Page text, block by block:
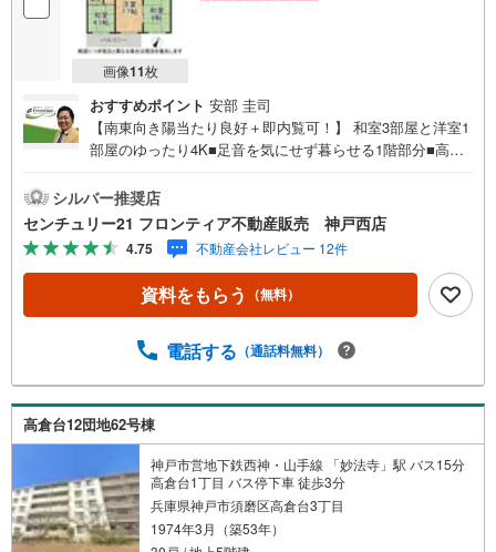
画像11枚
おすすめポイント 安部 圭司
【南東向き陽当たり良好＋即内覧可！】 和室3部屋と洋室1
部屋のゆったり4K■足音を気にせず暮らせる1階部分■高倉
適な水回り 特徴・浴室に窓があり自然換気がスムーズ・独
立洗面所など快適な水回り・専有面積60.38m2の空間 リフ
ォーム内容（2013年7月頃）・トイレ新調・クロスおよびC
F一部張替・畳替え・換気扇交換・襖および張替え・ユニッ
トバス新調・洗面台新調（2023年3月頃）・ビルトインコ
ンロ交換 立地・神戸市立高倉台小学校まで徒歩約7分・神
金の扱い方のプロ、ファイナンシャルプランナーが資金計
ームあり！3.たくさんの銀行と繋がりがあるため、最も低
金利になるように審査が可能！弊社は専門家同士が連携を
とっているため、より多くの知見がございますお気軽にお
問合せください！
シルバー推奨店
センチュリー21 フロンティア不動産販売 神戸西店
4.75 不動産会社レビュー 12件
資料をもらう （無料）
電話する （通話料無料）
高倉台12団地62号棟
神戸市営地下鉄西神・山手線 「妙法寺」駅 バス15分
高倉台1丁目 バス停下車 徒歩3分
兵庫県神戸市須磨区高倉台3丁目
1974年3月（築53年）